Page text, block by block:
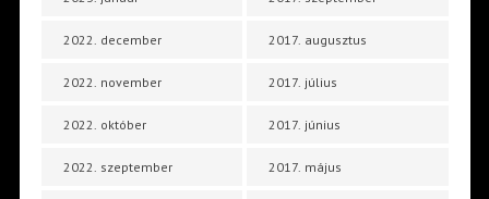
2022. december
2022. november
2022. október
2022. szeptember
2017. augusztus
2017. július
2017. június
2017. május